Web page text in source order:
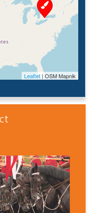
Leaflet | OSM Mapnik